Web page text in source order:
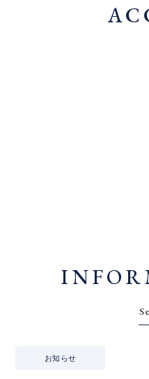
お知らせ